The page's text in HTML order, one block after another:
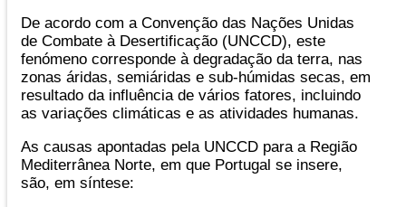
De acordo com a Convenção das Nações Unidas
de Combate à Desertificação (UNCCD), este
fenómeno corresponde à degradação da terra, nas
zonas áridas, semiáridas e sub-húmidas secas, em
resultado da influência de vários fatores, incluindo
as variações climáticas e as atividades humanas.
As causas apontadas pela UNCCD para a Região
Mediterrânea Norte, em que Portugal se insere,
são, em síntese: